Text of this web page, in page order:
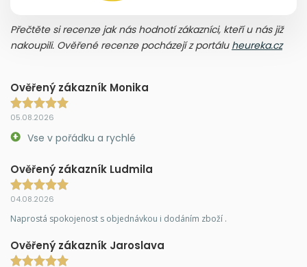
Přečtěte si recenze jak nás hodnotí zákazníci, kteří u nás již
nakoupili. Ověřené recenze pocházejí z portálu heureka.cz
Ověřený zákazník Monika
05.08.2026
Vse v pořádku a rychlé
Ověřený zákazník Ludmila
04.08.2026
Naprostá spokojenost s objednávkou i dodáním zboží .
Ověřený zákazník Jaroslava